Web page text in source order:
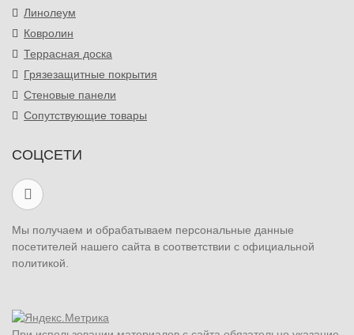
Линолеум
Ковролин
Террасная доска
Грязезащитные покрытия
Стеновые панели
Сопутствующие товары
СОЦСЕТИ
Мы получаем и обрабатываем персональные данные
посетителей нашего сайта в соответствии с официальной
политикой.